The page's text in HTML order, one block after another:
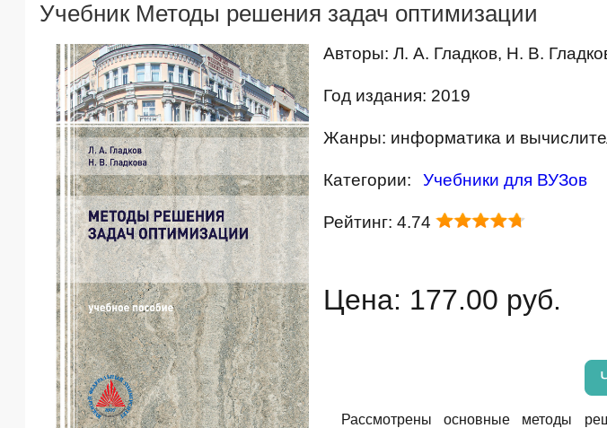
Учебник Методы решения задач оптимизации
Авторы: Л. А. Гладков, Н. В.
Год издания: 2019
Жанры: информатика и
Категории: Учебники для ВУЗов
Рейтинг: 4.74
Цена: 177.00 руб.
Рассмотрены основные методы